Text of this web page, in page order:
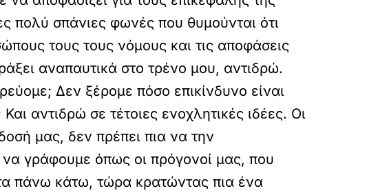
πολύ σπάνιες φωνές που θυμούνται ότι
τους τους νόμους και τις αποφάσεις
αναπαυτικά στο τρένο μου, αντιδρώ.
Δεν ξέρομε πόσο επικίνδυνο είναι
αντιδρώ σε τέτοιες ενοχλητικές ιδέες. Οι
μας, δεν πρέπει πια να την
γράφουμε όπως οι πρόγονοί μας, που
πάνω κάτω, τώρα κρατώντας πια ένα